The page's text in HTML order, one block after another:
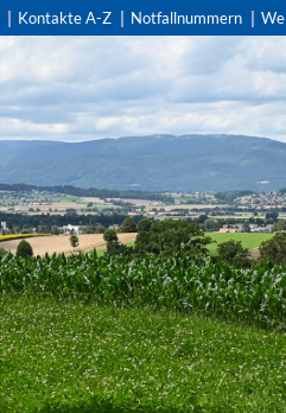
Kontakte A-Z Notfallnummern